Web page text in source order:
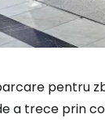
pentru
a trece prin